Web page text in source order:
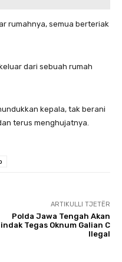
rumahnya, semua berteriak
dari sebuah rumah
kepala, tak berani
terus menghujatnya.
ARTIKULLI TJETËR
Polda Jawa Tengah Akan
Tegas Oknum Galian C
Ilegal